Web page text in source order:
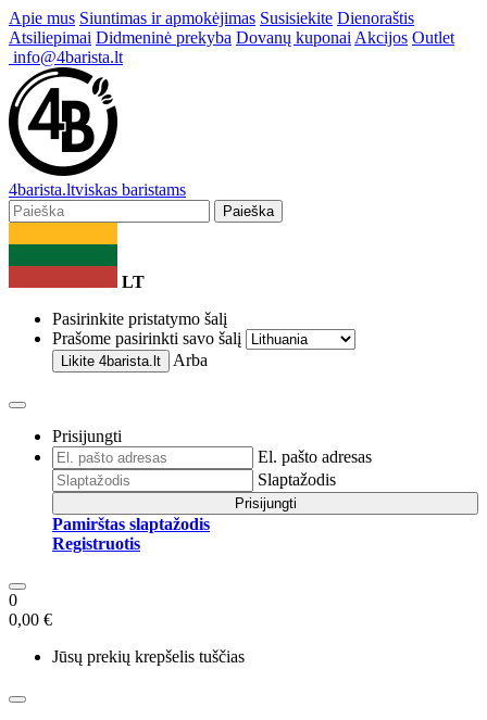
Apie mus Siuntimas ir apmokėjimas Susisiekite Dienoraštis
Atsiliepimai Didmeninė prekyba Dovanų kuponai Akcijos Outlet
info@4barista.lt
4barista.ltviskas baristams
Paieška
LT
Pasirinkite pristatymo šalį
Prašome pasirinkti savo šalį
Likite 4barista.lt Arba
Prisijungti
El. pašto adresas
Slaptažodis
Prisijungti
Pamirštas slaptažodis
Registruotis
0
0,00 €
Jūsų prekių krepšelis tuščias